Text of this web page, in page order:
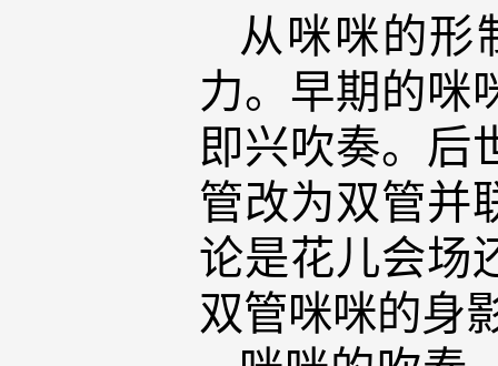
从咪咪的形
力。早期的咪
即兴吹奏。后
管改为双管并
论是花儿会场
双管咪咪的身